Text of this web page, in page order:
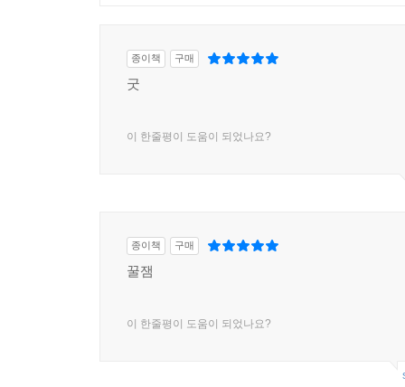
종이책 구매
굿
이 한줄평이 도움이 되었나요?
종이책 구매
꿀잼
이 한줄평이 도움이 되었나요?